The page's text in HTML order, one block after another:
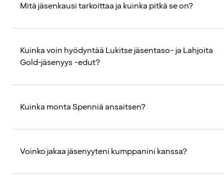
Mitä jäsenkausi tarkoittaa ja kuinka pitkä se on?
Kuinka voin hyödyntää Lukitse jäsentaso- ja Lahjoita
Gold-jäsenyys -edut?
Kuinka monta Spenniä ansaitsen?
Voinko jakaa jäsenyyteni kumppanini kanssa?